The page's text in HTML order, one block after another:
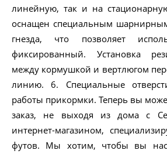
линейную, так и на
оснащен специальным
гнезда, что позволяет
фиксированный. Установка
между кормушкой и вертлюгом
линию. 6. Специальные
работы прикормки. Теперь вы
заказ, не выходя из дома с
интернет-магазином,
футов. Мы хотим, чтобы вы